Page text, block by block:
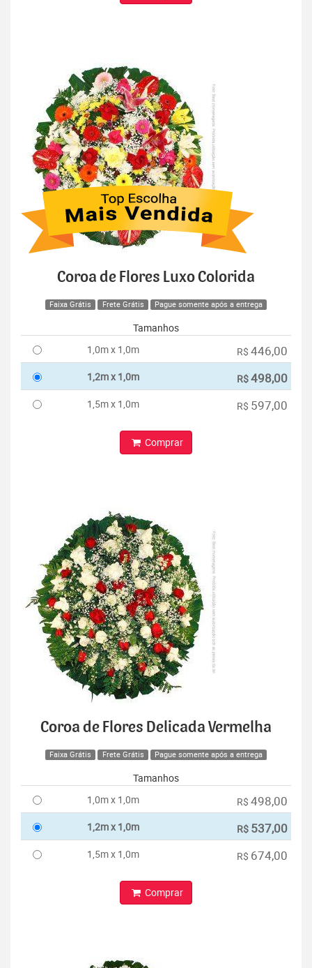
Coroa de Flores Luxo Colorida
Faixa Grátis Frete Grátis Pague somente após a entrega
Tamanhos
1,0m x 1,0m
R$ 446,00
1,2m x 1,0m R$498,00
1,5m x 1,0m R$ 597,00
Comprar
Coroa de Flores Delicada Vermelha
Faixa Grátis Frete Grátis Pague somente após a entrega
Tamanhos
1,0m x 1,0m
R$ 498,00
1,2m x 1,0m R$ 537,00
1,5m x 1,0m R$ 674,00
Comprar